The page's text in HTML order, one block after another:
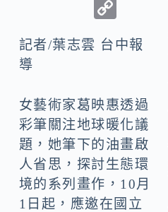
b
o
k
p
Li
n
k
記者/葉志雲 台中報
導
女藝術家葛映惠透過
彩筆關注地球暖化議
題，她筆下的油畫啟
人省思，探討生態環
境的系列畫作，10月
1日起，應邀在國立